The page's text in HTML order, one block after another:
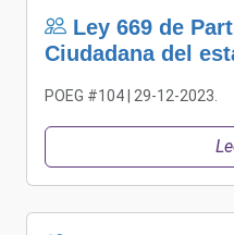
Ley 669 de
Ciudadana del
POEG #104 | 29-12-2023.